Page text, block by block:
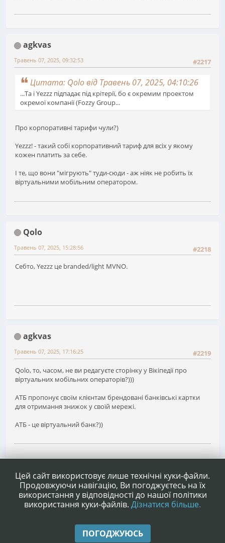
agkvas
#2217
Травень 07, 2025, 09:32:53
Цитата: Qolo від Травень 07, 2025, 04:10:26
...Та і Yezzz підпадає під крітерії, бо є окремим проектом
окремої компанії (Fozzy Group...
Про корпоративні тарифи чули?)
Yezzz! - такий собі корпоративний тариф для всіх у якому
кожен платить за себе.
І те, що вони "мігрують" туди-сюди - аж ніяк не робить їх
віртуальними мобільним оператором.
Qolo
#2218
Травень 07, 2025, 15:28:56
Себто, Yezzz це branded/light MVNO.
agkvas
#2219
Травень 07, 2025, 17:16:25
Qolo, то, часом, не ви редагуєте сторінку у Вікіпедії про
віртуальних мобільних операторів?)))
АТБ пропонує своїм клієнтам брендовані банківські картки
для отримання знижок у своїй мережі.
АТБ - це віртуальний банк?))
Допомога|Умови та правила|Нагору ▲
SMF 2.1.4 © 2023,Simple Machines
Цей сайт використовує лише технічні куки-файли.
Продовжуючи навігацію, Ви погоджуєтесь на їх
використання у відповідності до нашої політики
використання куки-файлів. Дізнатися більше.
ПОГОДЖУЮСЬ